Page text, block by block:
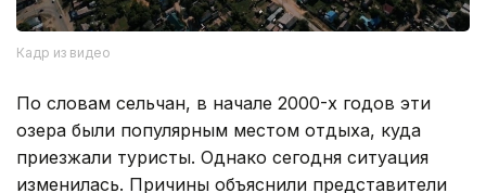
Кадр из видео
По словам сельчан, в начале 2000-х годов эти
озера были популярным местом отдыха, куда
приезжали туристы. Однако сегодня ситуация
изменилась. Причины объяснили представители